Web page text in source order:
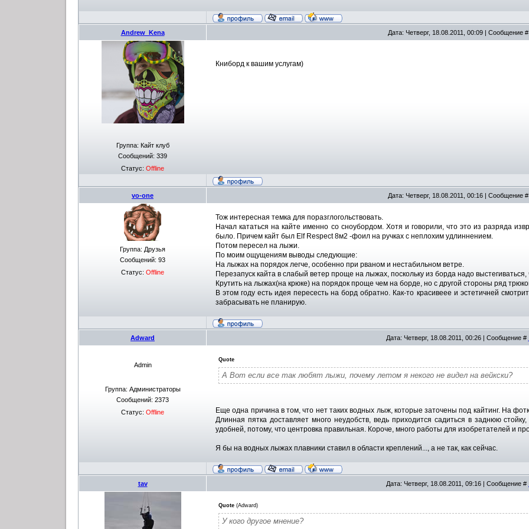
Andrew_Kena Дата: Четверг, 18.08.2011, 00:09 | Сообщение
Группа: Кайт клуб
Сообщений: 339
Статус: Offline
Книборд к вашим услугам)
vo-one Дата: Четверг, 18.08.2011, 00:16 | Сообщение
Группа: Друзья
Сообщений: 93
Статус: Offline
Тож интересная темка для поразглогольствовать.
Начал кататься на кайте именно со сноубордом. Хотя и говорили, что это из разряда
было. Причем кайт был Elf Respect 8м2 -фоил на ручках с неплохим удлиннением.
Потом пересел на лыжи.
По моим ощущениям выводы следующие:
На лыжах на порядок легче, особенно при рваном и нестабильном ветре.
Перезапуск кайта в слабый ветер проще на лыжах, поскольку из борда надо
Крутить на лыжах(на крюке) на порядок проще чем на борде, но с другой стороны ряд
В этом году есть идея пересесть на борд обратно. Как-то красивеее и эстетичней
забрасывать не планирую.
Adward Дата: Четверг, 18.08.2011, 00:26 | Сообщение #
Admin
Группа: Администраторы
Сообщений: 2373
Статус: Offline
Quote
А Вот если все так любят лыжи, почему летом я некого не видел на вейкски?
Еще одна причина в том, что нет таких водных лыж, которые заточены под кайтинг. На
Длинная пятка доставляет много неудобств, ведь приходится садиться в заднюю
удобней, потому, что центровка правильная. Короче, много работы для изобретателей и
Я бы на водных лыжах плавники ставил в области креплений..., а не так, как сейчас.
tav Дата: Четверг, 18.08.2011, 09:16 | Сообщение #
Quote (Adward)
У кого другое мнение?